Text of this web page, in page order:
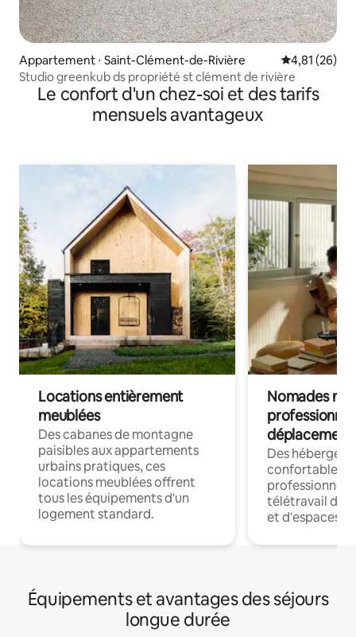
Appartement ⋅ Saint-Clément-de-Rivière Évaluation
4,81 (26)
Studio greenkub ds propriété st clément de rivière
Le confort d'un chez-soi et des tarifs
mensuels avantageux
Locations entièrement
meublées
Des cabanes de montagne
paisibles aux appartements
urbains pratiques, ces
locations meublées offrent
tous les équipements d'un
logement standard.
Nomades
déplacement
Des
confortables
professionnels
télétravail
et d'espaces
Équipements et avantages des séjours
longue durée